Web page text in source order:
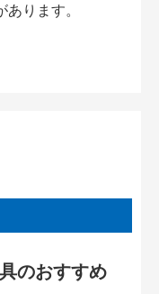
ります。
のおすすめ